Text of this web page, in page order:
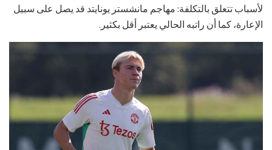
لأسباب تتعلق بالتكلفة: مهاجم مانشستر يونايتد قد يصل على سبيل
الإعارة، كما أن راتبه الحالي يعتبر أقل بكثير.